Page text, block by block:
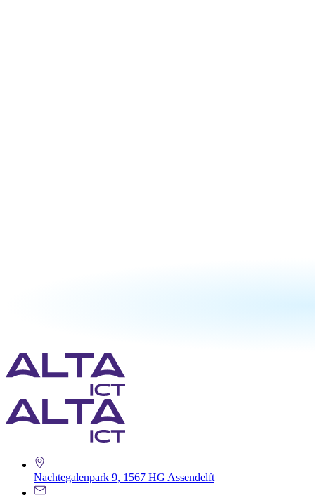
Nachtegalenpark 9, 1567 HG Assendelft